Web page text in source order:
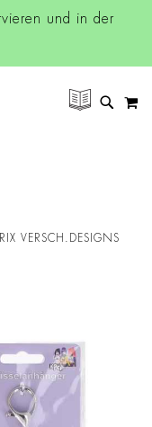
und in der
SUCHE
VERSCH.DESIGNS